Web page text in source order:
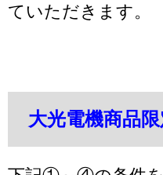
ていただきます。
大光電機商品